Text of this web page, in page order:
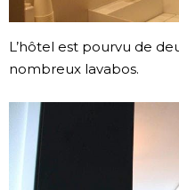
L’hôtel est pourvu de
nombreux lavabos.